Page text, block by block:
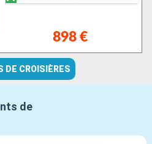
898 €
DE CROISIÈRES
de